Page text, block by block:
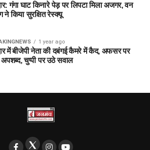
गंगा घाट किनारे पेड़ पर लिपटा मिला अजगर, वन
ने किया सुरक्षित रेस्क्यू
1 year ago
में बीजेपी नेता की दबंगई कैमरे में कैद, अफसर पर
चुप्पी पर उठे सवाल